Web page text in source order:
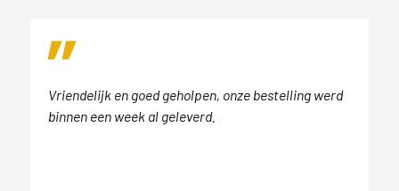
Vriendelijk en goed geholpen, onze bestelling werd
binnen een week al geleverd.